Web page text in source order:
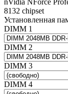
8132 chipset
Установленная
DIMM 1
DIMM 2
DIMM 3
DIMM 4